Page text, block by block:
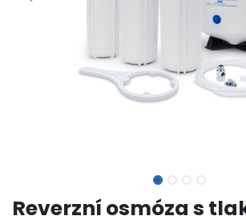
Reverzní osmóza s